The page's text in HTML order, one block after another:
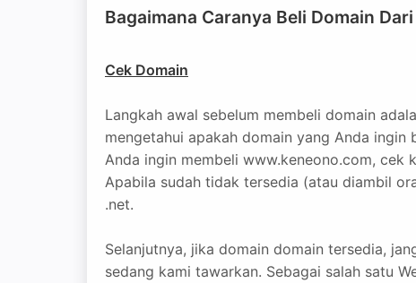
Bagaimana Caranya Beli Domain
Cek Domain
Langkah awal sebelum membeli domain
mengetahui apakah domain yang Anda
Anda ingin membeli www.keneono.com, cek
Apabila sudah tidak tersedia (atau diambil
.net.
Selanjutnya, jika domain domain tersedia,
sedang kami tawarkan. Sebagai salah satu